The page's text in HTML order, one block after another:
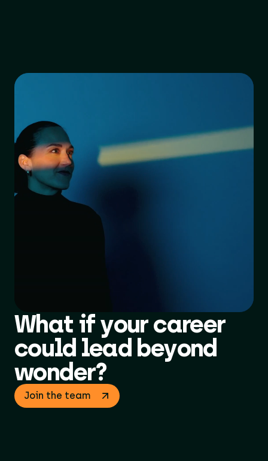
What if your career
could lead beyond
wonder?
Join the team